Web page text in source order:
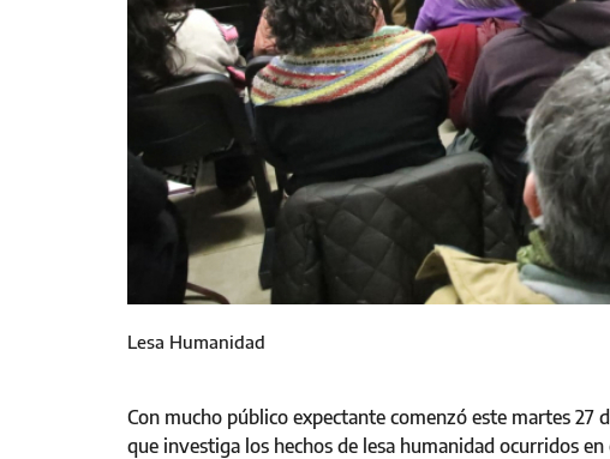
Lesa Humanidad
Con mucho público expectante comenzó este martes 27
que investiga los hechos de lesa humanidad ocurridos